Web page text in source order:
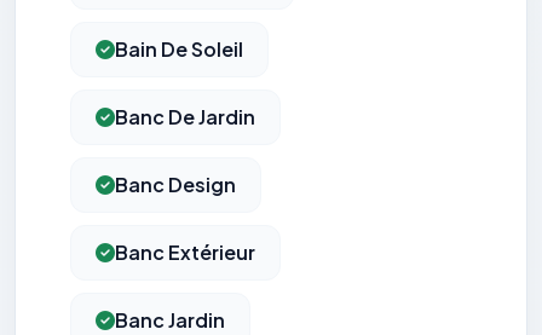
Bain De Soleil
Banc De Jardin
Banc Design
Banc Extérieur
Banc Jardin